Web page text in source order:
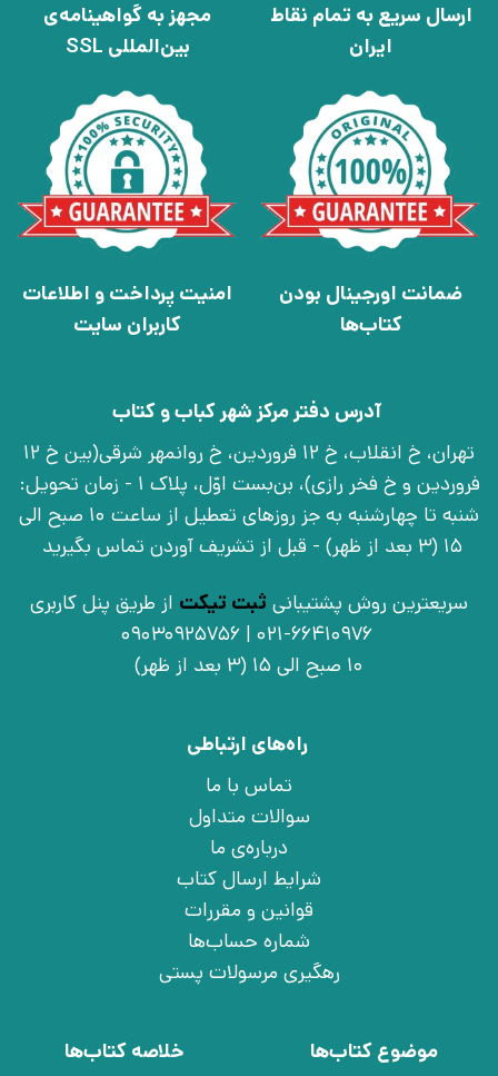
ارسال سریع به تمام نقاط
ایران
مجهز به گواهینامه‌ی
بین‌المللی SSL
ضمانت اورجینال بودن
کتاب‌ها
امنیت پرداخت و اطلاعات
کاربران سایت
آدرس دفتر مرکز شهر کباب و کتاب
تهران، خ انقلاب، خ 12 فروردین، خ روانمهر شرقی(بین خ 12
فروردین و خ فخر رازی)، بن‌بست اوّل، پلاک 1 - زمان تحویل:
شنبه تا چهارشنبه به جز روزهای تعطیل از ساعت 10 صبح الی
15 (3 بعد از ظهر) - قبل از تشریف آوردن تماس بگیرید
سریعترین روش پشتیبانی ثبت تیکت از طریق پنل کاربری
021-66410976 | 09030925756
10 صبح الی 15 (3 بعد از ظهر)
راه‌های ارتباطی
تماس با ما
سوالات متداول
درباره‌ی ما
شرایط ارسال کتاب
قوانین و مقررات
شماره حساب‌ها
رهگیری مرسولات پستی
موضوع کتاب‌ها
خلاصه کتاب‌ها